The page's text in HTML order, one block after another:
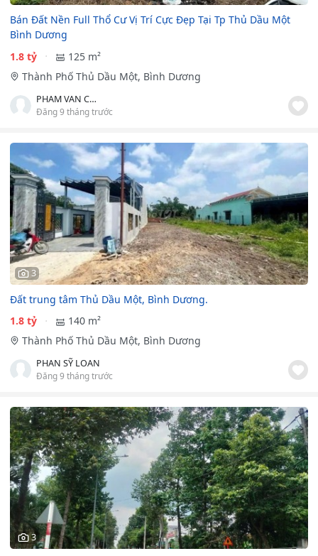
Bán Đất Nền Full Thổ Cư Vị Trí Cực Đẹp Tại Tp Thủ Dầu Một
Bình Dương
1.8 tỷ
125 m²
Thành Phố Thủ Dầu Một, Bình Dương
PHAM VAN CUONG
Đăng 9 tháng trước
3
Đất trung tâm Thủ Dầu Một, Bình Dương.
1.8 tỷ
140 m²
Thành Phố Thủ Dầu Một, Bình Dương
PHAN SỸ LOAN
Đăng 9 tháng trước
3